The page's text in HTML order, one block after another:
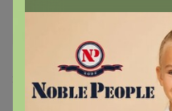
Золотой
31 мая, 2024 13:00